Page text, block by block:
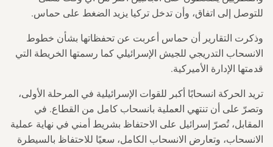
للتوصل إلى اتفاق، وأن تدخل تركيا يزيد الضغط على حماس.
وذكرت التقارير أن حماس أعربت عن تحفظاتها بشأن خطوط
الانسحاب التدريجي للجيش الإسرائيلي كما رسمتها الخريطة التي
قدمتها الإدارة الأميركية.
تريد الحركة انسحابًا أكبر للقوات الإسرائيلية في المرحلة الأولى،
وتصرّ على أن تنتهي العملية بانسحاب كامل من القطاع. في
المقابل، تُصرّ إسرائيل على الاحتفاظ بشريط أمني في نهاية عملية
الانسحاب، وتعارض الانسحاب الكامل، سعيًا للاحتفاظ بالسيطرة